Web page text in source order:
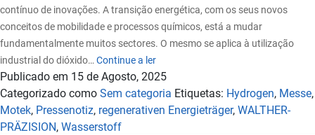
contínuo de inovações. A transição energética, com os seus novos
conceitos de mobilidade e processos químicos, está a mudar
fundamentalmente muitos sectores. O mesmo se aplica à utilização
industrial do dióxido… Continue a lerComunicado
de
Imprensa
–
Publicado em 15 de Agosto, 2025
Categorizado como Sem categoria Etiquetas: Hydrogen, Messe,
Motek, Pressenotiz, regenerativen Energieträger, WALTHER-
PRÄZISION, Wasserstoff